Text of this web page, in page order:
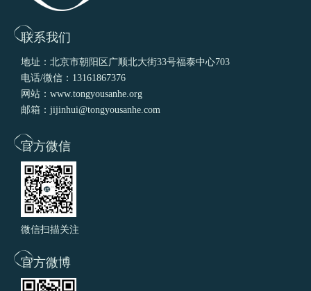
联系我们
地址：北京市朝阳区广顺北大街33号福泰中心703
电话/微信：13161867376
网站：www.tongyousanhe.org
邮箱：jijinhui@tongyousanhe.com
官方微信
微信扫描关注
官方微博